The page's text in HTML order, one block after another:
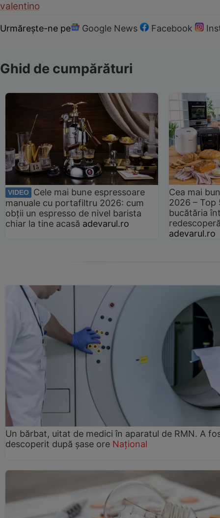
valentino
Urmărește-ne pe Google News Facebook
Ghid de cumpărături
VIDEO
Cele mai bune espressoare
manuale cu portafiltru 2026: cum
obții un espresso de nivel barista
chiar la tine acasă adevarul.ro
Cea mai
2026 –
bucătăria
adevarul.ro
Un bărbat, uitat de medici în aparatul de RMN. A
descoperit după șase ore Național